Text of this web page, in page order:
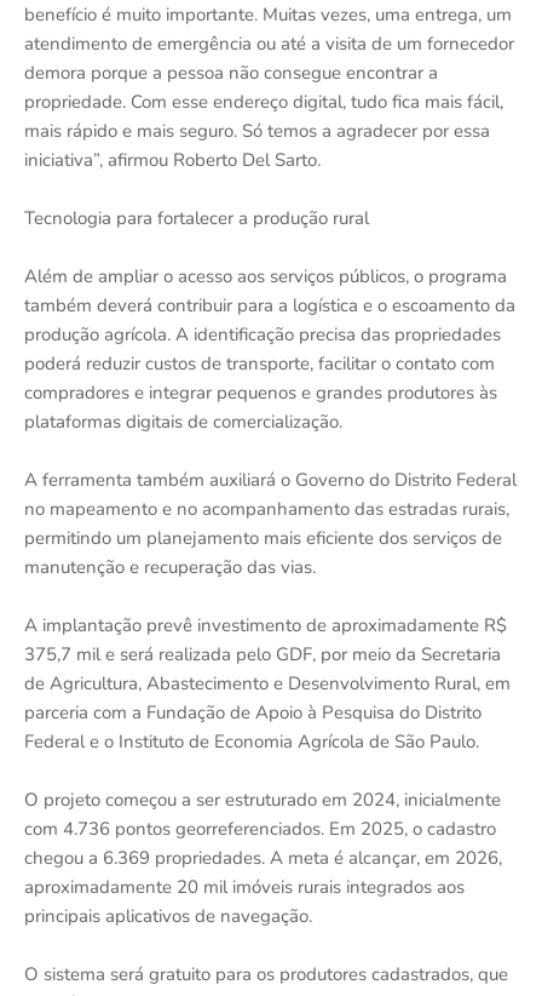
benefício é muito importante. Muitas vezes, uma entrega, um
atendimento de emergência ou até a visita de um fornecedor
demora porque a pessoa não consegue encontrar a
propriedade. Com esse endereço digital, tudo fica mais fácil,
mais rápido e mais seguro. Só temos a agradecer por essa
iniciativa”, afirmou Roberto Del Sarto.
Tecnologia para fortalecer a produção rural
Além de ampliar o acesso aos serviços públicos, o programa
também deverá contribuir para a logística e o escoamento da
produção agrícola. A identificação precisa das propriedades
poderá reduzir custos de transporte, facilitar o contato com
compradores e integrar pequenos e grandes produtores às
plataformas digitais de comercialização.
A ferramenta também auxiliará o Governo do Distrito Federal
no mapeamento e no acompanhamento das estradas rurais,
permitindo um planejamento mais eficiente dos serviços de
manutenção e recuperação das vias.
A implantação prevê investimento de aproximadamente R$
375,7 mil e será realizada pelo GDF, por meio da Secretaria
de Agricultura, Abastecimento e Desenvolvimento Rural, em
parceria com a Fundação de Apoio à Pesquisa do Distrito
Federal e o Instituto de Economia Agrícola de São Paulo.
O projeto começou a ser estruturado em 2024, inicialmente
com 4.736 pontos georreferenciados. Em 2025, o cadastro
chegou a 6.369 propriedades. A meta é alcançar, em 2026,
aproximadamente 20 mil imóveis rurais integrados aos
principais aplicativos de navegação.
O sistema será gratuito para os produtores cadastrados, que